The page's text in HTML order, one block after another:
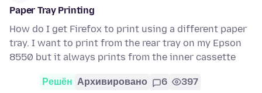
Paper Tray Printing
How do I get Firefox to print using a different paper
tray. I want to print from the rear tray on my Epson
8550 but it always prints from the inner cassette
Решён Архивировано 6 397